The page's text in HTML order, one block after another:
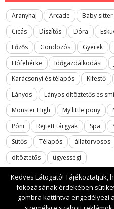
Aranyhaj Arcade Baby sitter
Cicás
Díszítős Dóra
Főzős
Gondozós Gyerek
Hófehérke
Időgazdálkodási
Karácsonyi és télapós
Kifestő
Lányos
Lányos öltöztetős és
Monster High
My little pony
Póni
Rejtett tárgyak Spa
Sütős
Télapós állatorvosos
öltöztetős
ügyességi
2017 All rights reserved.
Kedves Látogató! Tájékoztatjuk,
fokozásának érdekében
gombra kattintva engedélyezi